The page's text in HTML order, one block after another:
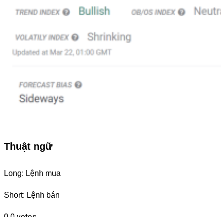
Thuật ngữ
Long: Lệnh mua
Short: Lệnh bán